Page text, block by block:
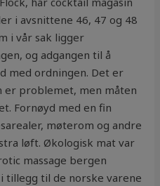
i avsnittene 46, 47 og 48
i vår sak ligger
og adgangen til å
med ordningen. Det er
er problemet, men måten
Fornøyd med en fin
møterom og andre
løft. Økologisk mat var
massage bergen
tillegg til de norske varene